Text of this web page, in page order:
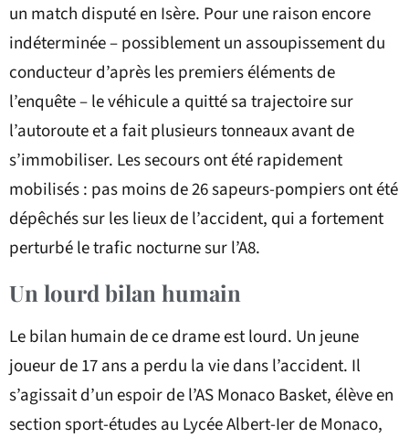
un match disputé en Isère. Pour une raison encore
indéterminée – possiblement un assoupissement du
conducteur d’après les premiers éléments de
l’enquête – le véhicule a quitté sa trajectoire sur
l’autoroute et a fait plusieurs tonneaux avant de
s’immobiliser. Les secours ont été rapidement
mobilisés : pas moins de 26 sapeurs-pompiers ont été
dépêchés sur les lieux de l’accident, qui a fortement
perturbé le trafic nocturne sur l’A8.
Un lourd bilan humain
Le bilan humain de ce drame est lourd. Un jeune
joueur de 17 ans a perdu la vie dans l’accident. Il
s’agissait d’un espoir de l’AS Monaco Basket, élève en
section sport-études au Lycée Albert-Ier de Monaco,